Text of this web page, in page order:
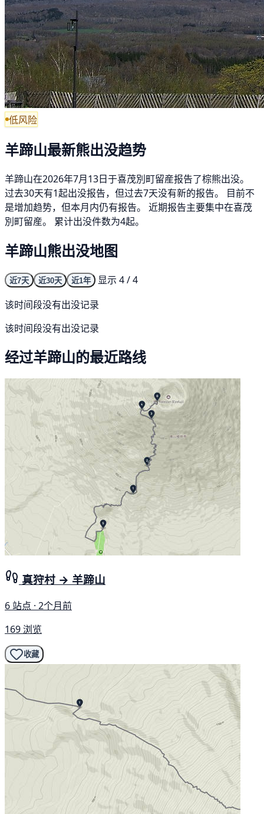
低风险
羊蹄山最新熊出没趋势
羊蹄山在2026年7月13日于喜茂別町留産报告了棕熊出没。
过去30天有1起出没报告，但过去7天没有新的报告。 目前不
是增加趋势，但本月内仍有报告。 近期报告主要集中在喜茂
別町留産。 累计出没件数为4起。
羊蹄山熊出没地图
近7天 近30天 近1年
显示 4 / 4
该时间段没有出没记录
该时间段没有出没记录
经过羊蹄山的最近路线
真狩村 → 羊蹄山
6 站点 · 2个月前
169 浏览
收藏